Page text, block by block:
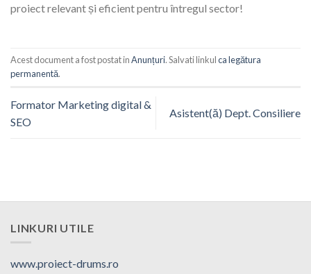
proiect relevant și eficient pentru întregul sector!
Acest document a fost postat inAnunțuri. Salvati linkulca legătura
permanentă.
Formator Marketing digital &
SEO
Asistent(ă) Dept. Consiliere
LINKURI UTILE
www.proiect-drums.ro